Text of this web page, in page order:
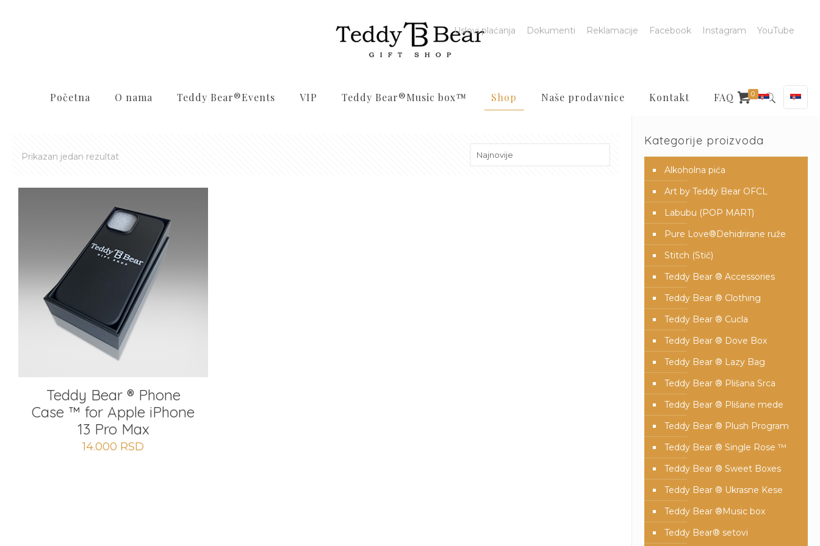
Početna O nama Teddy Bear®️Events VIP Teddy Bear®️Music box™️ Shop Naše prodavnice Kontakt FAQ
Uslovi plaćanja Dokumenti Reklamacije Facebook Instagram YouTube
0
Prikazan jedan rezultat
Teddy Bear ® Phone
Case ™ for Apple iPhone
13 Pro Max
14.000 RSD
Kategorije proizvoda
Alkoholna pića
Art by Teddy Bear OFCL
Labubu (POP MART)
Pure Love®️Dehidrirane ruže
Stitch (Stič)
Teddy Bear ® Accessories
Teddy Bear ® Clothing
Teddy Bear ® Cucla
Teddy Bear ® Dove Box
Teddy Bear ® Lazy Bag
Teddy Bear ® Plišana Srca
Teddy Bear ® Plišane mede
Teddy Bear ® Plush Program
Teddy Bear ® Single Rose ™
Teddy Bear ® Sweet Boxes
Teddy Bear ® Ukrasne Kese
Teddy Bear ®Music box
Teddy Bear® setovi